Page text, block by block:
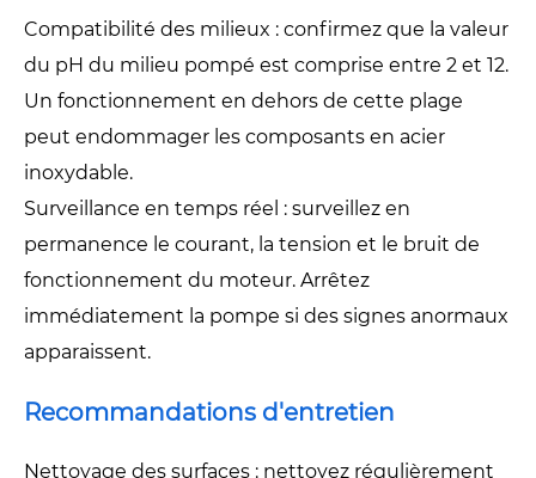
Compatibilité des milieux : confirmez que la valeur
du pH du milieu pompé est comprise entre 2 et 12.
Un fonctionnement en dehors de cette plage
peut endommager les composants en acier
inoxydable.
Surveillance en temps réel : surveillez en
permanence le courant, la tension et le bruit de
fonctionnement du moteur. Arrêtez
immédiatement la pompe si des signes anormaux
apparaissent.
Recommandations d'entretien
Nettoyage des surfaces : nettoyez régulièrement